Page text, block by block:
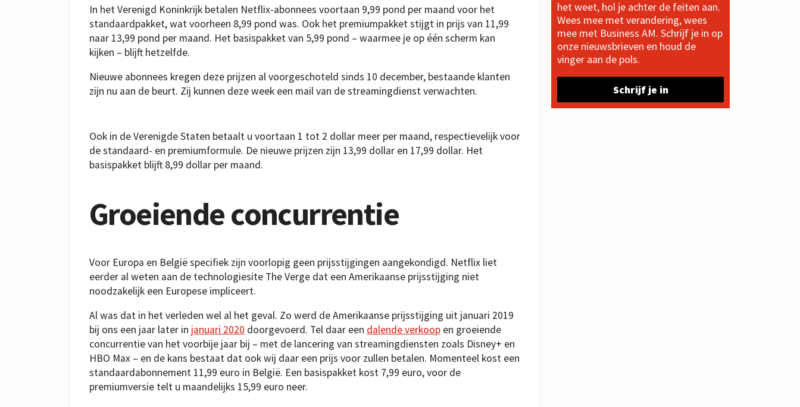
In het Verenigd Koninkrijk betalen Netflix-abonnees voortaan 9,99 pond per maand voor het
standaardpakket, wat voorheen 8,99 pond was. Ook het premiumpakket stijgt in prijs van 11,99
naar 13,99 pond per maand. Het basispakket van 5,99 pond – waarmee je op één scherm kan
kijken – blijft hetzelfde.
Nieuwe abonnees kregen deze prijzen al voorgeschoteld sinds 10 december, bestaande klanten
zijn nu aan de beurt. Zij kunnen deze week een mail van de streamingdienst verwachten.
Ook in de Verenigde Staten betaalt u voortaan 1 tot 2 dollar meer per maand, respectievelijk voor
de standaard- en premiumformule. De nieuwe prijzen zijn 13,99 dollar en 17,99 dollar. Het
basispakket blijft 8,99 dollar per maand.
Groeiende concurrentie
Voor Europa en België specifiek zijn voorlopig geen prijsstijgingen aangekondigd. Netflix liet
eerder al weten aan de technologiesite The Verge dat een Amerikaanse prijsstijging niet
noodzakelijk een Europese impliceert.
Al was dat in het verleden wel al het geval. Zo werd de Amerikaanse prijsstijging uit januari 2019
bij ons een jaar later in januari 2020 doorgevoerd. Tel daar een dalende verkoop en groeiende
concurrentie van het voorbije jaar bij – met de lancering van streamingdiensten zoals Disney+ en
HBO Max – en de kans bestaat dat ook wij daar een prijs voor zullen betalen. Momenteel kost een
standaardabonnement 11,99 euro in België. Een basispakket kost 7,99 euro, voor de
premiumversie telt u maandelijks 15,99 euro neer.
het weet, hol je achter de feiten aan.
Wees mee met verandering, wees
mee met Business AM. Schrijf je in op
onze nieuwsbrieven en houd de
vinger aan de pols.
Schrijf je in